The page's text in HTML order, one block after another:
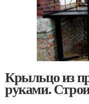
Крыльцо из
руками.